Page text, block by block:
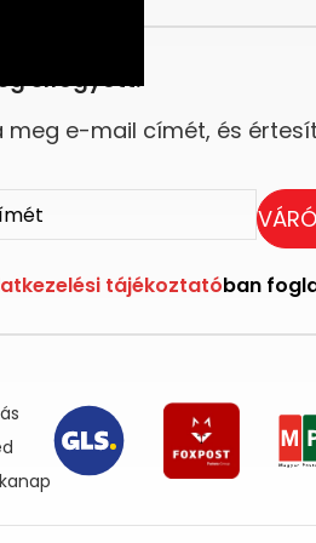
elfogyott.
meg e-mail címét, és
tájékoztatóban